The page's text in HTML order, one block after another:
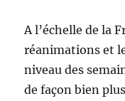
A l’échelle de la
réanimations et
niveau des
de façon bien